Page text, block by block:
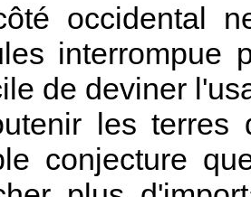
occidental
interrompue
de deviner
les terres
conjecture